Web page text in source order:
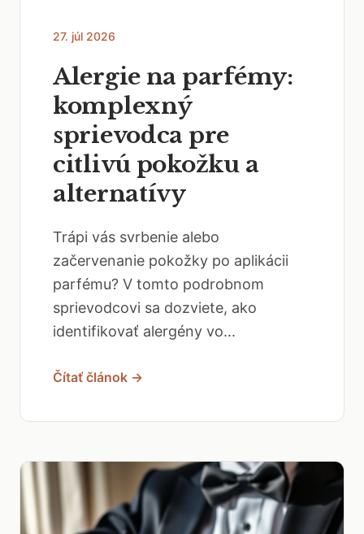
27. júl 2026
Alergie na parfémy:
komplexný
sprievodca pre
citlivú pokožku a
alternatívy
Trápi vás svrbenie alebo
začervenanie pokožky po aplikácii
parfému? V tomto podrobnom
sprievodcovi sa dozviete, ako
identifikovať alergény vo...
Čítať článok →